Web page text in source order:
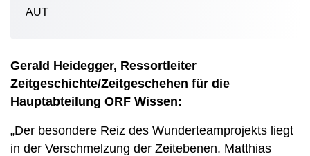
AUT
Gerald Heidegger, Ressortleiter
Zeitgeschichte/Zeitgeschehen für die
Hauptabteilung ORF Wissen:
„Der besondere Reiz des Wunderteamprojekts liegt
in der Verschmelzung der Zeitebenen. Matthias